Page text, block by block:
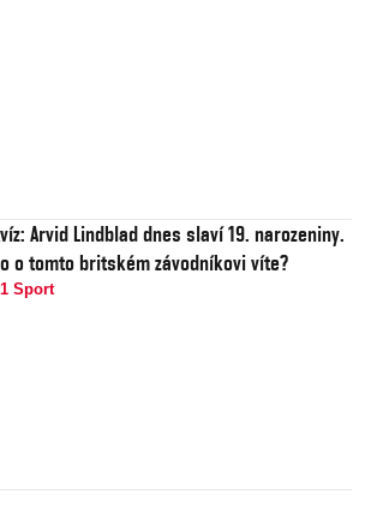
Arvid Lindblad dnes slaví 19. narozeniny.
o tomto britském závodníkovi víte?
Sport